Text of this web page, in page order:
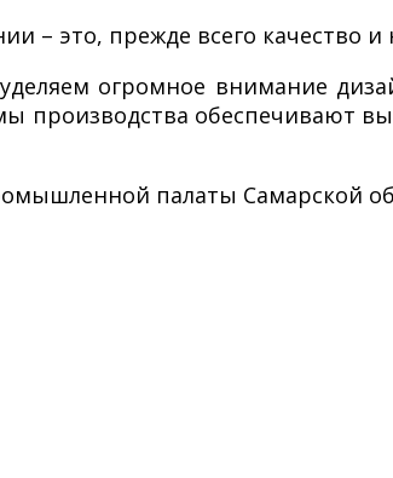
– это, прежде всего качество и
огромное внимание
производства обеспечивают
палаты Самарской